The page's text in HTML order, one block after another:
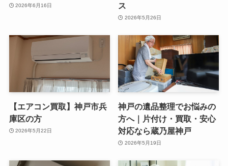
2026年6月16日
ス
2026年5月26日
【エアコン買取】神戸市兵
庫区の方
2026年5月22日
神戸の遺品整理でお悩みの
方へ｜片付け・買取・安心
対応なら蔵乃屋神戸
2026年5月19日